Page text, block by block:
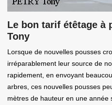
Le bon tarif étêtage à
Tony
Lorsque de nouvelles pousses
irréparablement leur source de
rapidement, en envoyant
arbres, ces nouvelles pousses
mètres de hauteur en une année